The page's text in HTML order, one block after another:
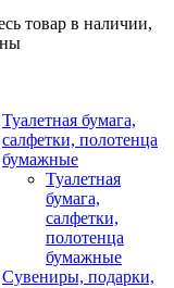
товар в наличии,
Туалетная бумага,
салфетки, полотенца
бумажные
Туалетная
бумага,
салфетки,
полотенца
бумажные
Сувениры, подарки,